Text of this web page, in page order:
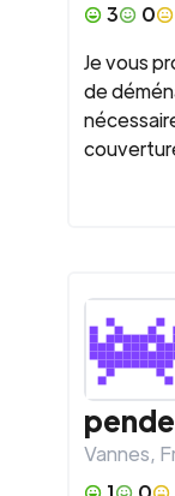
3
0
Je vous
de
Vannes,